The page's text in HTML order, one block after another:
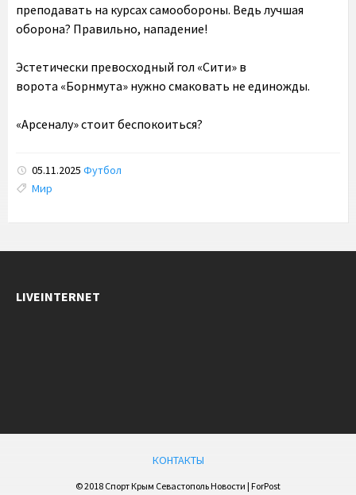
преподавать на курсах самообороны. Ведь лучшая
оборона? Правильно, нападение!
Эстетически превосходный гол «Сити» в
ворота «Борнмута» нужно смаковать не единожды.
«Арсеналу» стоит беспокоиться?
05.11.2025 Футбол
Tags:
Мир
LIVEINTERNET
КОНТАКТЫ
© 2018 Спорт Крым Севастополь Новости | ForPost